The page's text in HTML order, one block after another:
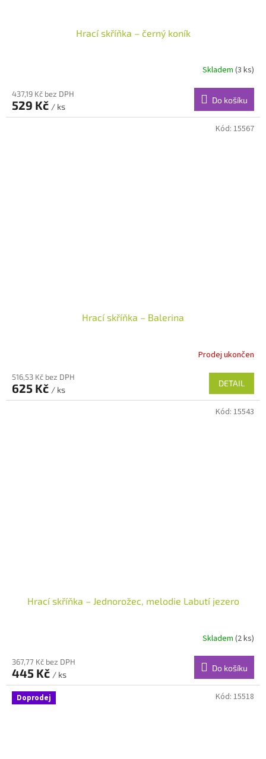
Hrací skříňka – černý koník
Skladem (3 ks)
437,19 Kč bez DPH
529 Kč / ks
Do košíku
Hrací skříňka – Balerina
produktu
je
4,3
Prodej ukončen
516,53 Kč bez DPH
625 Kč / ks
DETAIL
Kód: 15567
Hrací skříňka – Jednorožec, melodie Labutí jezero
Skladem (2 ks)
367,77 Kč bez DPH
445 Kč / ks
Do košíku
Kód: 15543
Doprodej Kód: 15518